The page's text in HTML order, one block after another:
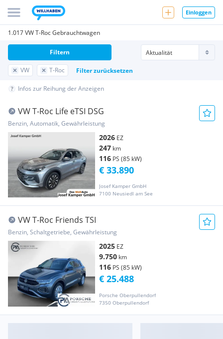
Einloggen
1.017 VW T-Roc Gebrauchtwagen
VW T-Roc Filter zurücksetzen
Filtern
Infos zur Reihung der Anzeigen
VW T-Roc Life eTSI DSG
Benzin, Automatik, Gewährleistung
2026 EZ
247 km
116 PS (85 kW)
Josef Kamper GmbH
7100 Neusiedl am See
€ 33.890
VW T-Roc Friends TSI
Benzin, Schaltgetriebe, Gewährleistung
2025 EZ
9.750 km
116 PS (85 kW)
Porsche Oberpullendorf
7350 Oberpullendorf
€ 25.488